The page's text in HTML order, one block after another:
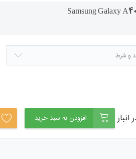
جستجو در خبر خوان
و شرط
افزودن به سبد خرید